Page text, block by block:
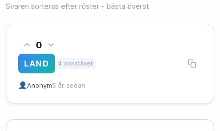
Svaren sorteras efter röster - bästa överst
0
LAND 4 bokstäver
Anonym5 år sedan